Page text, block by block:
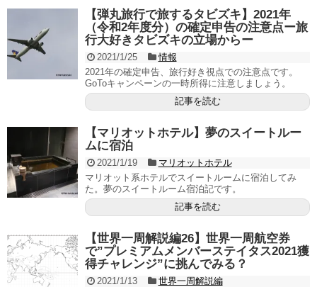
【弾丸旅行で旅するタビズキ】2021年
（令和2年度分）の確定申告の注意点ー旅
行大好きタビズキの立場からー
2021/1/25
情報
2021年の確定申告、旅行好き視点での注意点です。
GoToキャンペーンの一時所得に注意しましょう。
記事を読む
【マリオットホテル】夢のスイートルー
ムに宿泊
2021/1/19
マリオットホテル
マリオット系ホテルでスイートルームに宿泊してみ
た。夢のスイートルーム宿泊記です。
記事を読む
【世界一周解説編26】世界一周航空券
で”プレミアムメンバーステイタス2021獲
得チャレンジ”に挑んでみる？
2021/1/13
世界一周解説編